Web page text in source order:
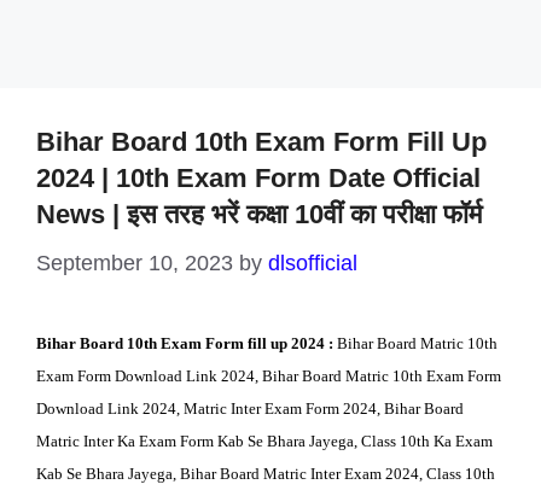
Bihar Board 10th Exam Form Fill Up
2024 | 10th Exam Form Date Official
News | इस तरह भरें कक्षा 10वीं का परीक्षा फॉर्म
September 10, 2023 by dlsofficial
Bihar Board 10th Exam Form fill up 2024 : Bihar Board Matric 10th
Exam Form Download Link 2024, Bihar Board Matric 10th Exam Form
Download Link 2024, Matric Inter Exam Form 2024, Bihar Board
Matric Inter Ka Exam Form Kab Se Bhara Jayega, Class 10th Ka Exam
Kab Se Bhara Jayega, Bihar Board Matric Inter Exam 2024, Class 10th